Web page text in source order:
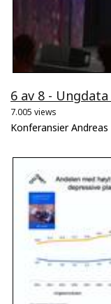
6 av 8 -
7.005 views
Konferansier